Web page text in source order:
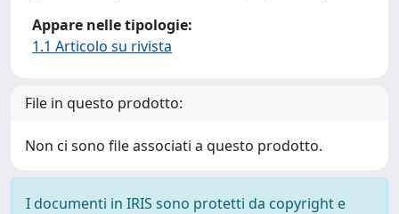
Appare nelle tipologie:
1.1 Articolo su rivista
File in questo prodotto:
Non ci sono file associati a questo prodotto.
I documenti in IRIS sono protetti da copyright e